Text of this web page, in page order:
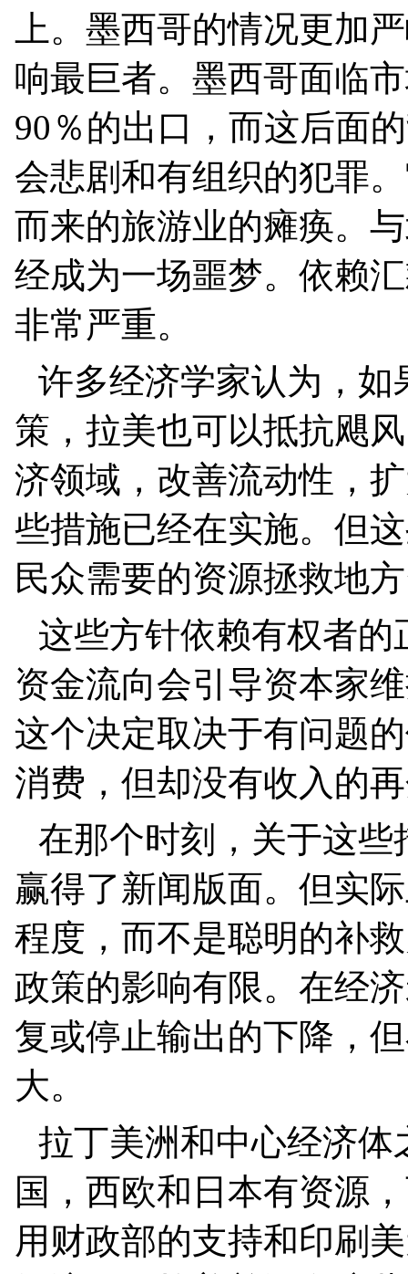
上。墨西哥的情况更加
响最巨者。墨西哥面临
90 ％的出口，而这后面
会悲剧和有组织的犯罪
而来的旅游业的瘫痪。
经成为一场噩梦。依赖
非常严重。
许多经济学家认为，
策，拉美也可以抵抗飓
济领域，改善流动性，
些措施已经在实施。但
民众需要的资源拯救地
这些方针依赖有权者
资金流向会引导资本家
这个决定取决于有问题
消费，但却没有收入的
在那个时刻，关于这
赢得了新闻版面。但实
程度，而不是聪明的补
政策的影响有限。在经
复或停止输出的下降，
大。
拉丁美洲和中心经济
国，西欧和日本有资源
用财政部的支持和印刷